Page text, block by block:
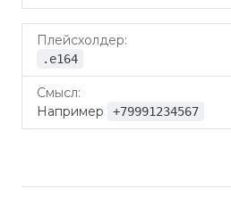
.e164
Например +79991234567